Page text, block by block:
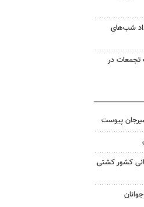
امتداد شب‌های
در
پیوست
کشور کشتی